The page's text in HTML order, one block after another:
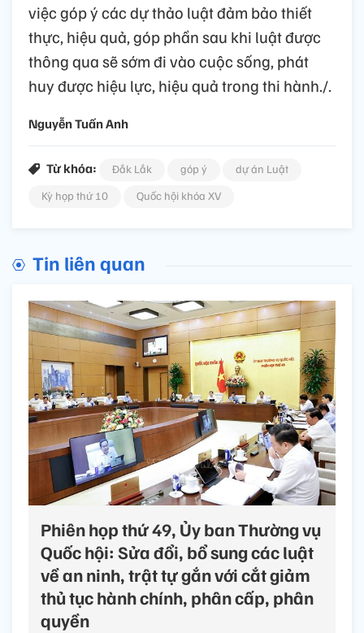
việc góp ý các dự thảo luật đảm bảo thiết
thực, hiệu quả, góp phần sau khi luật được
thông qua sẽ sớm đi vào cuộc sống, phát
huy được hiệu lực, hiệu quả trong thi hành./.
Nguyễn Tuấn Anh
Từ khóa: Đắk Lắk góp ý
dự án Luật
Kỳ họp thứ 10
Quốc hội khóa XV
Tin liên quan
Phiên họp thứ 49, Ủy ban Thường vụ
Quốc hội: Sửa đổi, bổ sung các luật
về an ninh, trật tự gắn với cắt giảm
thủ tục hành chính, phân cấp, phân
quyền